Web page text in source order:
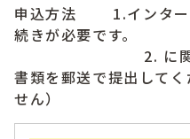
申込方法 1.インター
続きが必要です。
2. に関しては
書類を郵送で提出して
せん）